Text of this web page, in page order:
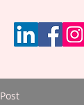
Post